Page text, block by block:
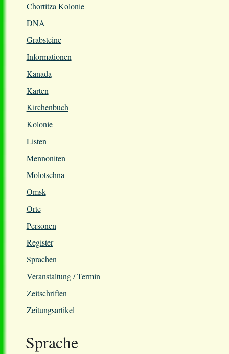
Chortitza Kolonie
DNA
Grabsteine
Informationen
Kanada
Karten
Kirchenbuch
Kolonie
Listen
Mennoniten
Molotschna
Omsk
Orte
Personen
Register
Sprachen
Veranstaltung / Termin
Zeitschriften
Zeitungsartikel
Sprache